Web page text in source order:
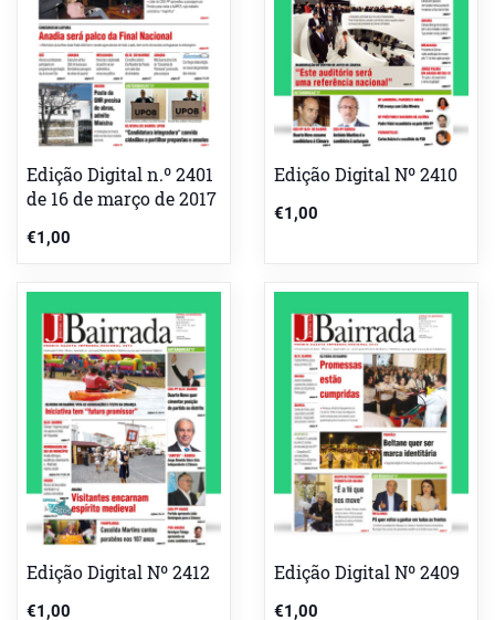
Edição Digital n.º 2401
de 16 de março de 2017
€1,00
Edição Digital Nº 2410
€1,00
Edição Digital Nº 2412
€1,00
Edição Digital Nº 2409
€1,00